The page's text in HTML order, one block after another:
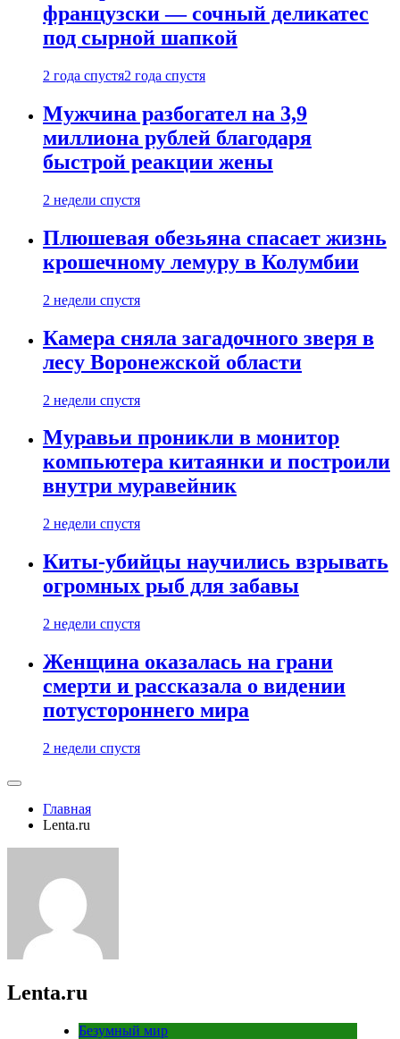
французски — сочный деликатес
под сырной шапкой
2 года спустя2 года спустя
Мужчина разбогател на 3,9
миллиона рублей благодаря
быстрой реакции жены
2 недели спустя
Плюшевая обезьяна спасает жизнь
крошечному лемуру в Колумбии
2 недели спустя
Камера сняла загадочного зверя в
лесу Воронежской области
2 недели спустя
Муравьи проникли в монитор
компьютера китаянки и построили
внутри муравейник
2 недели спустя
Киты-убийцы научились взрывать
огромных рыб для забавы
2 недели спустя
Женщина оказалась на грани
смерти и рассказала о видении
потустороннего мира
2 недели спустя
Главная
Lenta.ru
Lenta.ru
Безумный мир